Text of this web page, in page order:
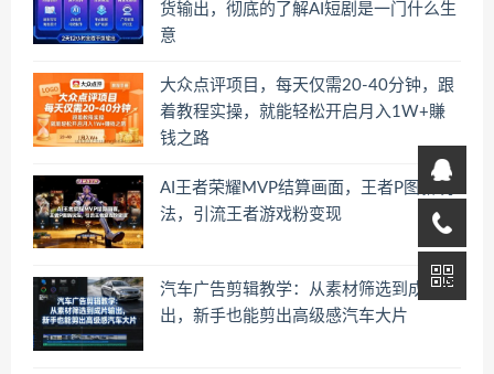
货输出，彻底的了解AI短剧是一门什么生
意
大众点评项目，每天仅需20-40分钟，跟
着教程实操，就能轻松开启月入1W+賺
钱之路
AI王者荣耀MVP结算画面，王者P图新玩
法，引流王者游戏粉变现
汽车广告剪辑教学：从素材筛选到成片输
出，新手也能剪出高级感汽车大片